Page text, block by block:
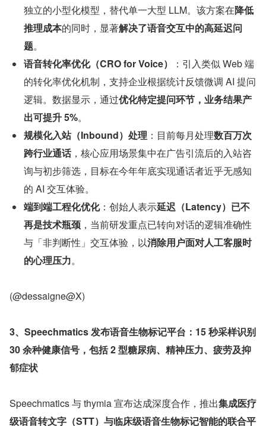
独立的小型化模型，替代单一大型 LLM。该方案在降低
推理成本的同时，显著解决了语音交互中的高延迟问
题。
语音转化率优化（CRO for Voice）
：引入类似 Web 端
的转化率优化机制，支持企业根据统计反馈微调 AI 提问
逻辑。数据显示，通过优化特定提问环节，业务结果产
出可提升 5%。
规模化入站（Inbound）处理 ：目前每月处理数百万次
跨行业通话，核心应用场景集中在广告引流后的入站咨
询与初步筛选，目标在今年年底实现通话者近乎无感知
的 AI 交互体验。
端到端工程化优化：创始人表示延迟（Latency）已不
再是技术瓶颈 ，当前研发重点已转向对话的逻辑准确性
与「非判断性」交互体验，以消除用户面对人工客服时
的心理压力。
(@dessaigne@X)
3、Speechmatics 发布语音生物标记平台：15 秒采样识别
30 余种健康信号，包括 2 型糖尿病、精神压力、疲劳及抑
郁症状
Speechmatics 与 thymia 宣布达成深度合作，推出集成医疗
级语音转文字（STT）与临床级语音生物标记智能的联合平